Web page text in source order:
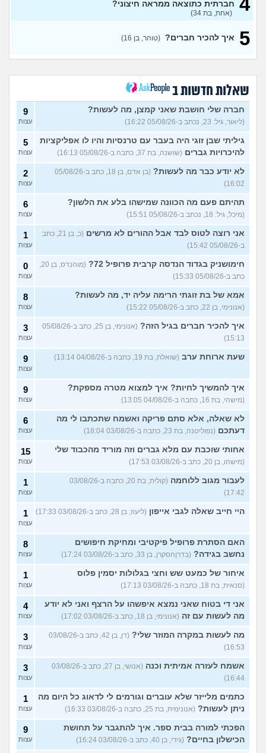
(אריאל, בן 26)
בתרבות של עדות ומגזרים
(בדוי,
בן 27)
שאלה לבנות שעברו פרום
בחייהן
(ליהיא, בת 18)
1
עצות
עדיף להיות פשוט לבד או
לנסות להפגש עם חברות?
(אנונימית, בת 17)
3
חברות שלי ישתנה כשידעו
(אנונימית, בת 19)
5
עצות
בת עוד מעט 23, אני מרגישה
שנכשלתי לפעמים
(אנונמית,
7
עצות
למה בנות בממוצע הרבה יותר
נחמדות לבנות אחרות מאשר
לבנים?
(Itay Daniel Asael, בן
23)
12
עצות
איך יש אנשים שישנים עם
בגדים?
(נעם, בן 14)
האם להרשות לאחרים לקבוע
(סיון, בת
24)
9
בחינם? (Rin, בת 19)
4
עצות
עוד שאלות חדשות במדור
חברתית כתוצאה ממראה חיצוני?
(אחת, בת 34)
5 איך להכיר חברים? (טוהר, בן 16)
שאלות חדשות ב
חברה שלי חושבת שאני קמצן, מה לעשות?
(ליאור, גיל: 23, נכתב ב-05/08/26 16:22)
9
עצות
גיליתי שבן זוגי היה בעבר עם טרנסיות והיו לו אפליקציות
להיכרויות גברים (שושנה, בת 37, כתבה ב-05/08/26 16:13)
5
עצות
לא יודע כבר מה לעשות?
(בן אדם, בן 18, כתב ב-05/08/26
16:02)
2
עצות
תהיתם פעם מה הכוונה שמישהו בלע את הלשון?
(מיכל, גיל: 18, נכתב ב-05/08/26 15:51)
6
עצות
אני רוצה לטוס לבד אבל ההורים לא מרשים
(כ, בן 21, כתב
ב-05/08/26 15:42)
1
עצות
חימושניק בגדוד הנדסה קרבית פרופיל 72?
(מוהנדס, בן 20,
כתב ב-05/08/26 15:33)
0
עצות
אמא של בת זוגתי הרימה עליה יד, מה לעשות?
(אנונימי, בן 22, כתב ב-05/08/26 15:22)
8
עצות
איך להכיר חברים בגיל הזה?
(אנונימי, בן 25, כתב ב-05/08/26
15:13)
3
עצות
שעת ארוחת ערב (שואלת, בת 19, כתבה ב-04/08/26 13:14) 9
עצות
איך להמשיך לחיות? איך למצוא מטרה מספקת?
(מישהי, בת 16, כתבה ב-04/08/26 13:05)
9
עצות
לא שאלה, אלא סתם פריקה ואשמח שתכתבו לי מה
דעתכם (נפוליטנה, בת 23, כתבה ב-03/08/26 18:04)
6
עצות
אחותי שוכבת עם מלא גברים וזה מוריד מהכבוד שלי
(מישהו, בן 20, כתב ב-03/08/26 17:53)
15
עצות
לעבור מגוב ללוחמה
(קולית, בת 20, כתבה ב-03/08/26
17:42)
1
עצות
היי חייב שאלה לגבי אייפון (ליעוז, בן 28, כתב ב-03/08/26 17:33) 1
עצות
האם הסתרת פרופיל פיקטיבי ומחיקת חיפושים
נחשב בגידה? (בדרןהסקרן, בן 33, כתב ב-03/08/26 17:24)
8
עצות
איחור של כמעט שש וחצי בגלולות יסמין פלוס
(סנאית, בת 18, כתבה ב-03/08/26 17:13)
1
עצות
אני די בטוח שאני נמצא איפשהו על הרצף ואני לא יודע
מה לעשות עם זה (אנונימי, בן 18, כתב ב-03/08/26 17:02)
4
עצות
מה לעשות במקרה המוזר שלי?
(דן, בן 42, כתב ב-03/08/26
16:53)
3
עצות
אשמח לעזרה אמיתית וכנה
(אנושי, בן 27, כתב ב-03/08/26
16:44)
3
עצות
כתמים מלייזר שלא עוברים וגורמים לי לדאוג כל היום מה
ניתן לעשות? (אנונימית, בת 25, כתבה ב-03/08/26 16:33)
1
עצות
הפכתי למורה בבית ספר. איך להתגבר על תחושת
הכישלון בחיים? (גידי, בן 40, כתב ב-03/08/26 16:24)
9
עצות